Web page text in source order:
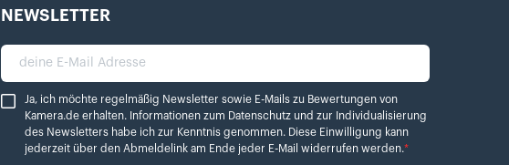
NEWSLETTER
deine E-Mail Adresse
Ja, ich möchte regelmäßig Newsletter sowie E-Mails zu Bewertungen von Kamera.de erhalten.
Ja, ich möchte regelmäßig Newsletter sowie E-Mails zu Bewertungen von
Kamera.de erhalten. Informationen zum Datenschutz und zur Individualisierung
des Newsletters habe ich zur Kenntnis genommen. Diese Einwilligung kann
jederzeit über den Abmeldelink am Ende jeder E-Mail widerrufen werden.*